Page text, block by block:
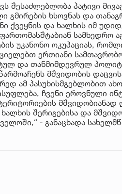
შესაძლებლობა პატივი
გმირების ხსოვნას და
ქვეყნის და ხალხის იმ
სამხედრო
უკანონო ოკუპაციას,
ერთიანი
და თანმიმდევრულ
მშვიდობის
ამ პასუხისმგებლობით
ჩვენი ეროვნული
შერიგებისა და
- განაცხადა